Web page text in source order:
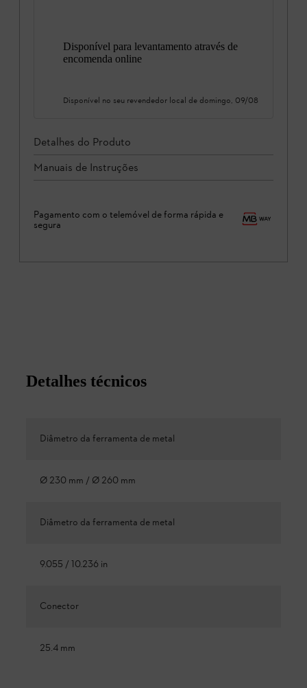
Disponível para levantamento através de
encomenda online
Disponível no seu revendedor local de domingo, 09/08
Detalhes do Produto
Manuais de Instruções
Pagamento com o telemóvel de forma rápida e
segura
Detalhes técnicos
Diâmetro da ferramenta de metal
Ø 230 mm / Ø 260 mm
Diâmetro da ferramenta de metal
9.055 / 10.236 in
Conector
25.4 mm